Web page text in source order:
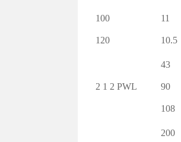
100
120
11
10.5
2 1 2 PWL
43
90
108
200